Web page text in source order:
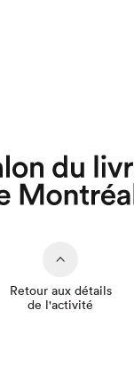
Retour aux détails
de l'activité